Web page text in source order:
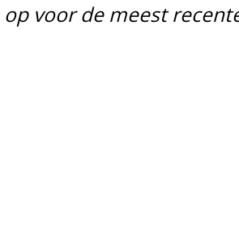
op voor de meest